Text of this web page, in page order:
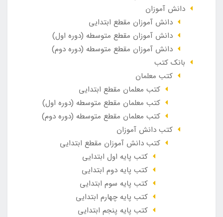
دانش آموزان
دانش آموزان مقطع ابتدایی
دانش آموزان مقطع متوسطه (دوره اول)
دانش آموزان مقطع متوسطه (دوره دوم)
بانک کتب
کتب معلمان
کتب معلمان مقطع ابتدایی
کتب معلمان مقطع متوسطه (دوره اول)
کتب معلمان مقطع متوسطه (دوره دوم)
کتب دانش آموزان
کتب دانش آموزان مقطع ابتدایی
کتب پایه اول ابتدایی
کتب پایه دوم ابتدایی
کتب پایه سوم ابتدایی
کتب پایه چهارم ابتدایی
کتب پایه پنجم ابتدایی